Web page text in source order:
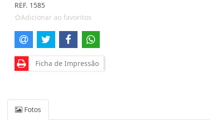
REF. 1585
Adicionar ao favoritos
Ficha de Impressão
Fotos